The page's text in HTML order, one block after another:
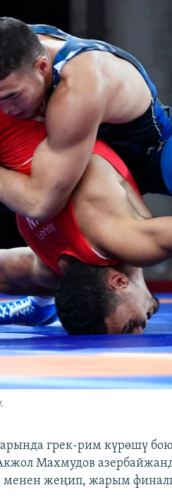
грек-рим күрөшү
Махмудов
менен жеңип, жарым